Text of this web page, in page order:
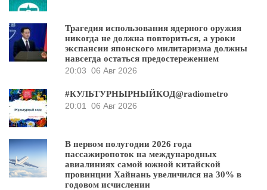
Трагедия использования ядерного оружия
никогда не должна повториться, а уроки
экспансии японского милитаризма должны
навсегда остаться предостережением
20:03 06 Авг 2026
#КУЛЬТУРНЫРНЫЙКОД@radiometro
20:01
06 Авг 2026
В первом полугодии 2026 года
пассажиропоток на международных
авиалиниях самой южной китайской
провинции Хайнань увеличился на 30% в
годовом исчислении